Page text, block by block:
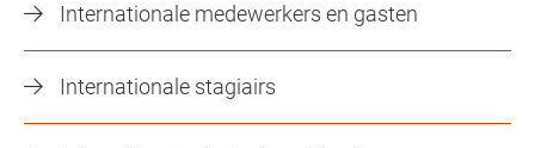
Internationale medewerkers en gasten
Internationale stagiairs